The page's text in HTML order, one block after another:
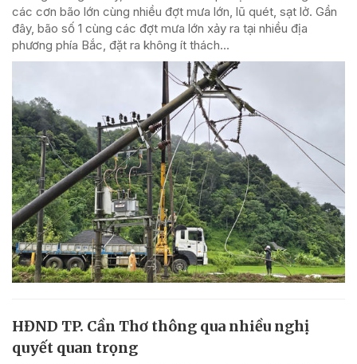
các cơn bão lớn cùng nhiều đợt mưa lớn, lũ quét, sạt lở. Gần
đây, bão số 1 cùng các đợt mưa lớn xảy ra tại nhiều địa
phương phía Bắc, đặt ra không ít thách...
HĐND TP. Cần Thơ thông qua nhiều nghị
quyết quan trọng